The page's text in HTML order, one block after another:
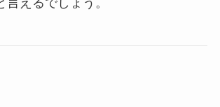
えるでしょう。